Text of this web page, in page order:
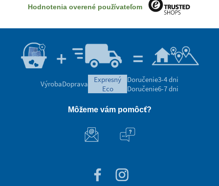
Hodnotenia overené používateľom
VýrobaDoprava
expresný
eco
Doručenie3-4 dni
Doručenie6-7 dni
Môžeme vám pomôcť?